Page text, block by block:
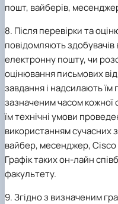
пошт, вайберів,
8. Після перевірки та
повідомляють
електронну пошту, чи
оцінювання письмових
завдання і надсилають їм
зазначеним часом кожної
їм технічні умови
використанням сучасних
вайбер, месенджер,
Графік таких он-лайн
факультету.
9. Згідно з визначеним